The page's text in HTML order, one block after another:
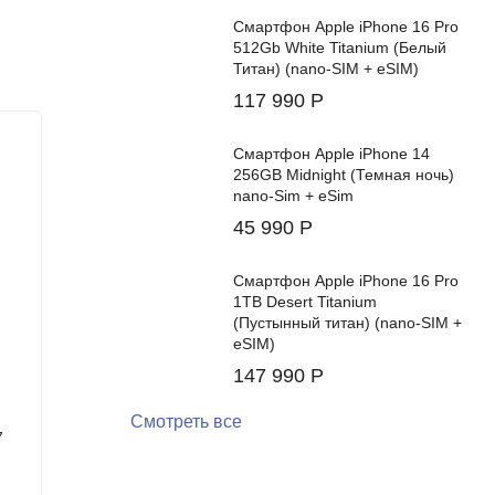
а
Смартфон Apple iPhone 16 Pro
512Gb White Titanium (Белый
Титан) (nano-SIM + eSIM)
117 990 Р
Смартфон Apple iPhone 14
256GB Midnight (Темная ночь)
nano-Sim + eSim
45 990 Р
Смартфон Apple iPhone 16 Pro
1TB Desert Titanium
(Пустынный титан) (nano-SIM +
eSIM)
147 990 Р
Смотреть все